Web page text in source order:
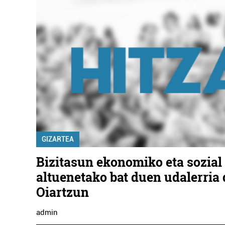
GIZARTEA
Bizitasun ekonomiko eta sozial
altuenetako bat duen udalerria
Oiartzun
admin